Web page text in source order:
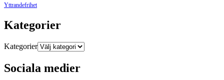
Yttrandefrihet
Kategorier
Kategorier
Sociala medier